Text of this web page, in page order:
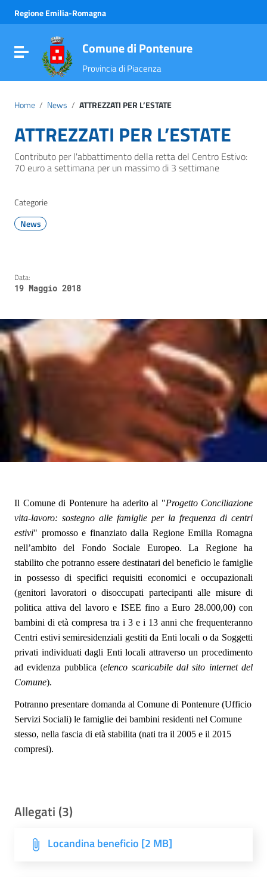
Vai al menu di navigazione
Vai al footer
Regione Emilia-Romagna
Attiva / disattiva la navigazione
Comune di Pontenure
Provincia di Piacenza
Home / News / ATTREZZATI PER L’ESTATE
ATTREZZATI PER L’ESTATE
Contributo per l'abbattimento della retta del Centro Estivo:
70 euro a settimana per un massimo di 3 settimane
Categorie
News
Data:
19 Maggio 2018
Il Comune di Pontenure ha aderito al "Progetto Conciliazione
vita-lavoro: sostegno alle famiglie per la frequenza di centri
estivi" promosso e finanziato dalla Regione Emilia Romagna
nell’ambito del Fondo Sociale Europeo. La Regione ha
stabilito che potranno essere destinatari del beneficio le famiglie
in possesso di specifici requisiti economici e occupazionali
(genitori lavoratori o disoccupati partecipanti alle misure di
politica attiva del lavoro e ISEE fino a Euro 28.000,00) con
bambini di età compresa tra i 3 e i 13 anni che frequenteranno
Centri estivi semiresidenziali gestiti da Enti locali o da Soggetti
privati individuati dagli Enti locali attraverso un procedimento
ad evidenza pubblica (elenco scaricabile dal sito internet del
Comune).
Potranno presentare domanda al Comune di Pontenure (Ufficio
Servizi Sociali) le famiglie dei bambini residenti nel Comune
stesso, nella fascia di età stabilita (nati tra il 2005 e il 2015
compresi).
Allegati (3)
Locandina beneficio [2 MB]